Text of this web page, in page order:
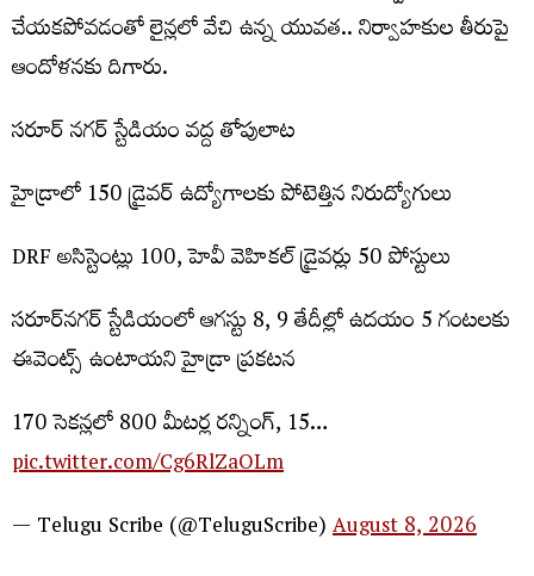
చేయకపోవడంతో లైన్లలో వేచి ఉన్న యువత.. నిర్వాహకుల తీరుపై
ఆందోళనకు దిగారు.
సరూర్ నగర్ స్టేడియం వద్ద తోపులాట
హైడ్రాలో 150 డ్రైవర్ ఉద్యోగాలకు పోటెత్తిన నిరుద్యోగులు
DRF అసిస్టెంట్లు 100, హెవీ వెహికల్ డ్రైవర్లు 50 పోస్టులు
సరూర్‌నగర్ స్టేడియంలో ఆగస్టు 8, 9 తేదీల్లో ఉదయం 5 గంటలకు
ఈవెంట్స్ ఉంటాయని హైడ్రా ప్రకటన
170 సెకన్లలో 800 మీటర్ల రన్నింగ్, 15…
pic.twitter.com/Cg6RlZaOLm
— Telugu Scribe (@TeluguScribe)August 8, 2026